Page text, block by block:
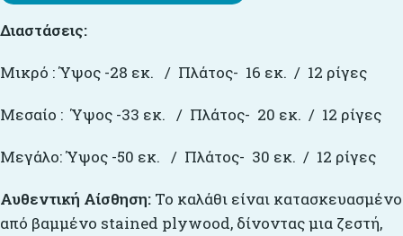
Διαστάσεις:
Μικρό : Ύψος -28 εκ. / Πλάτος- 16 εκ. / 12 ρίγες
Μεσαίο : Ύψος -33 εκ. / Πλάτος- 20 εκ. / 12 ρίγες
Μεγάλο: Ύψος -50 εκ. / Πλάτος- 30 εκ. / 12 ρίγες
Αυθεντική Αίσθηση: Το καλάθι είναι κατασκευασμένο
από βαμμένο stained plywood, δίνοντας μια ζεστή,